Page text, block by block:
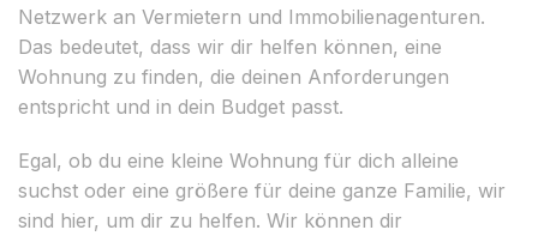
Netzwerk an Vermietern und Immobilienagenturen.
Das bedeutet, dass wir dir helfen können, eine
Wohnung zu finden, die deinen Anforderungen
entspricht und in dein Budget passt.
Egal, ob du eine kleine Wohnung für dich alleine
suchst oder eine größere für deine ganze Familie, wir
sind hier, um dir zu helfen. Wir können dir